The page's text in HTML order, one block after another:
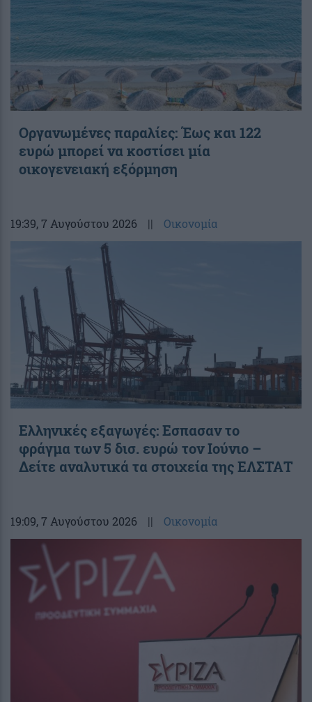
Οργανωμένες παραλίες: Έως και 122
ευρώ μπορεί να κοστίσει μία
οικογενειακή εξόρμηση
19:39, 7 Αυγούστου 2026 || Οικονομία
Ελληνικές εξαγωγές: Εσπασαν το
φράγμα των 5 δισ. ευρώ τον Ιούνιο –
Δείτε αναλυτικά τα στοιχεία της ΕΛΣΤΑΤ
19:09, 7 Αυγούστου 2026 || Οικονομία